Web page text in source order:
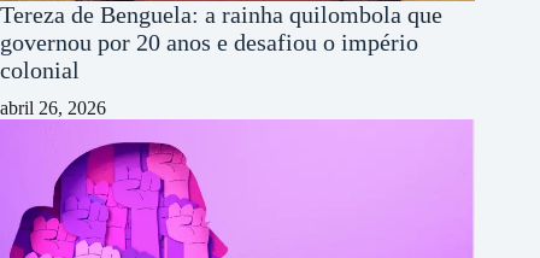
Tereza de Benguela: a rainha quilombola que
governou por 20 anos e desafiou o império
colonial
abril 26, 2026